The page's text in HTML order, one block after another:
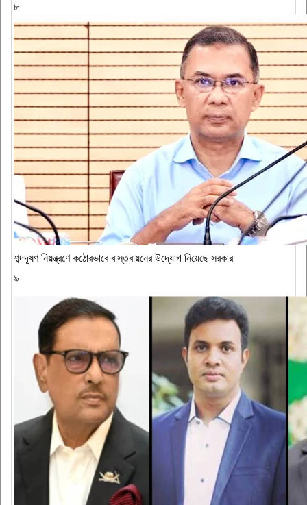
৮
শব্দদূষণ নিয়ন্ত্রণে কঠোরভাবে বাস্তবায়নের উদ্যোগ নিয়েছে সরকার
৯